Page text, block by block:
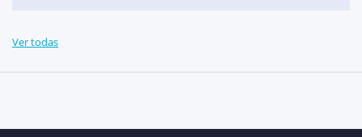
Ver todas